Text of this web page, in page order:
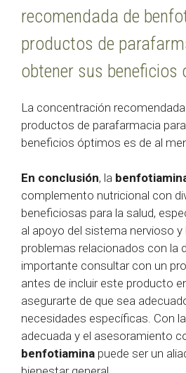
recomendada de
productos de
obtener sus beneficios
La concentración
productos de parafarmacia
beneficios óptimos es de al
En conclusión, la
complemento nutricional con
beneficiosas para la salud,
al apoyo del sistema nervioso y
problemas relacionados con la
importante consultar con un
antes de incluir este producto
asegurarte de que sea
necesidades específicas. Con
adecuada y el asesoramiento
benfotiamina puede ser un